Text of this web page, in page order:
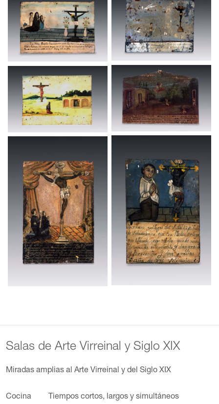
Salas de Arte Virreinal y Siglo XIX
Miradas amplias al Arte Virreinal y del Siglo XIX
Cocina Tiempos cortos, largos y simultáneos